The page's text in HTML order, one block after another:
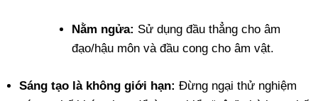
Nằm ngửa: Sử dụng đầu thẳng cho âm
đạo/hậu môn và đầu cong cho âm vật.
Sáng tạo là không giới hạn: Đừng ngại thử nghiệm